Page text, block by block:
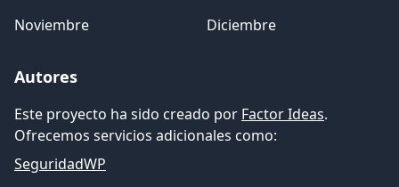
Noviembre
Diciembre
Autores
Este proyecto ha sido creado por Factor Ideas.
Ofrecemos servicios adicionales como:
SeguridadWP